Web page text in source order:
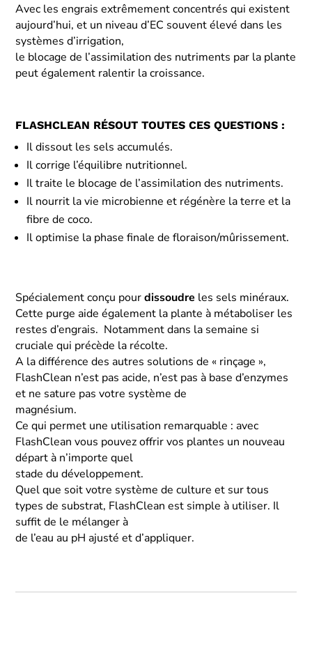
Avec les engrais extrêmement concentrés qui existent
aujourd’hui, et un niveau d’EC souvent élevé dans les
systèmes d’irrigation,
le blocage de l’assimilation des nutriments par la plante
peut également ralentir la croissance.
FLASHCLEAN RÉSOUT TOUTES CES QUESTIONS :
Il dissout les sels accumulés.
Il corrige l’équilibre nutritionnel.
Il traite le blocage de l’assimilation des nutriments.
Il nourrit la vie microbienne et régénère la terre et la
fibre de coco.
Il optimise la phase finale de floraison/mûrissement.
Spécialement conçu pourdissoudre les sels minéraux.
Cette purge aide également la plante à métaboliser les
restes d’engrais. Notamment dans la semaine si
cruciale qui précède la récolte.
A la différence des autres solutions de « rinçage »,
FlashClean n’est pas acide, n’est pas à base d’enzymes
et ne sature pas votre système de
magnésium.
Ce qui permet une utilisation remarquable : avec
FlashClean vous pouvez offrir vos plantes un nouveau
départ à n’importe quel
stade du développement.
Quel que soit votre système de culture et sur tous
types de substrat, FlashClean est simple à utiliser. Il
suffit de le mélanger à
de l’eau au pH ajusté et d’appliquer.